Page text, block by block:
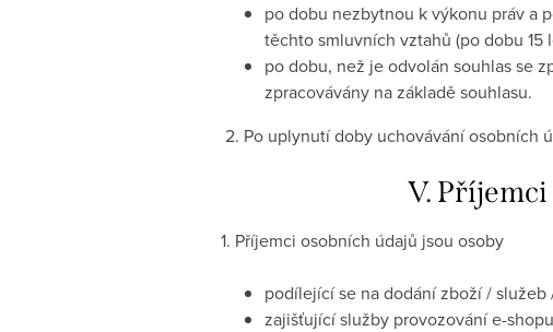
po dobu nezbytnou k výkonu práv a
těchto smluvních vztahů (po dobu
po dobu, než je odvolán souhlas se
zpracovávány na základě souhlasu.
2. Po uplynutí doby uchovávání osobních
V. Příjemci
1. Příjemci osobních údajů jsou osoby
podílející se na dodání zboží /
zajišťující služby provozování e-